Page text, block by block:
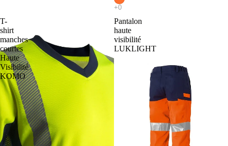
T-
shirt
manches
courtes
Haute
Visibilité
KOMO
Pantalon
haute
visibilité
LUKLIGHT